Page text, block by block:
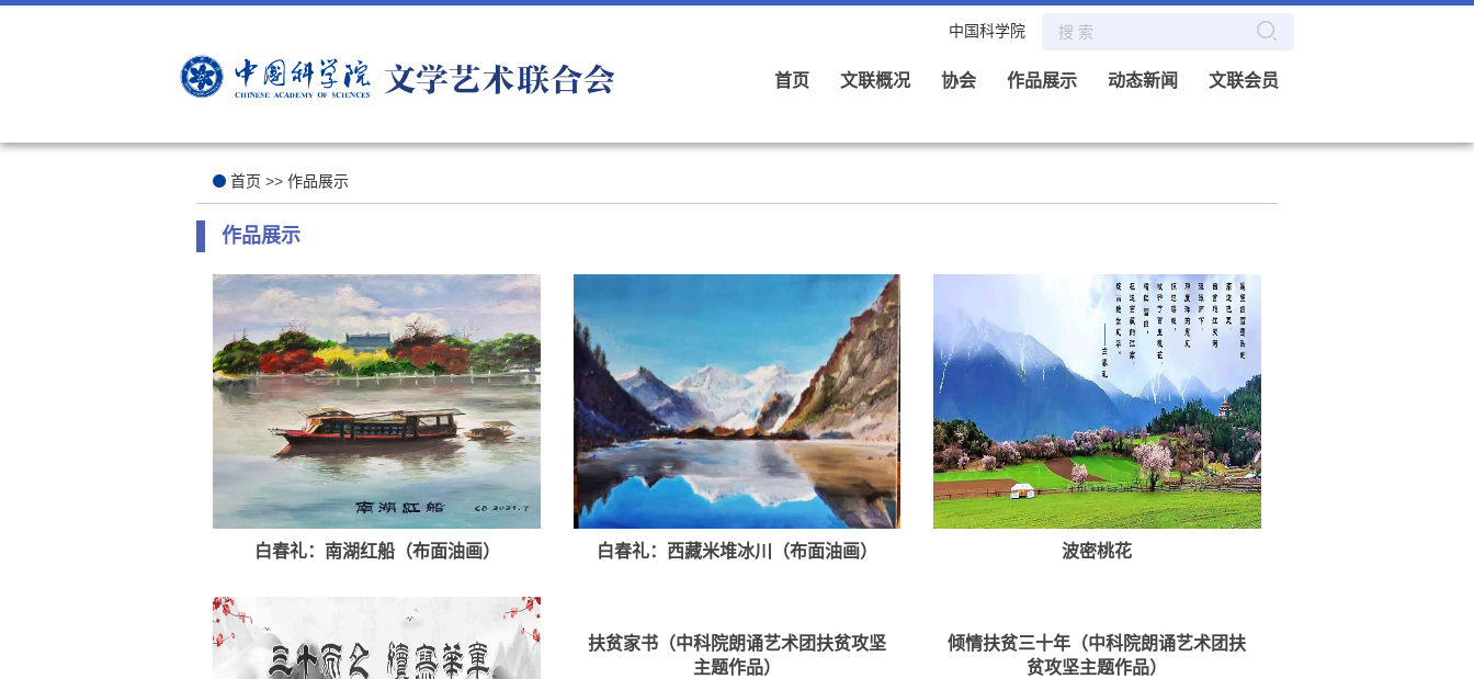
中国科学院
首页 文联概况 协会 作品展示 动态新闻 文联会员
首页 >>作品展示
作品展示
白春礼：南湖红船（布面油画） 白春礼：西藏米堆冰川（布面油画） 波密桃花
扶贫家书（中科院朗诵艺术团扶贫攻坚
主题作品）
倾情扶贫三十年（中科院朗诵艺术团扶
贫攻坚主题作品）